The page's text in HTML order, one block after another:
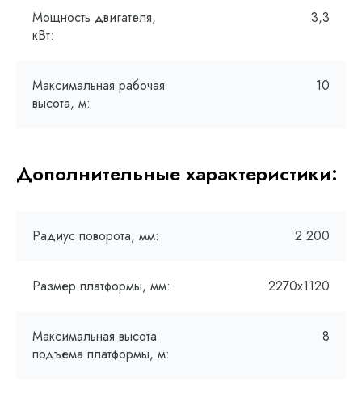
Мощность двигателя,
кВт:
3,3
Максимальная рабочая
высота, м:
10
Дополнительные характеристики:
Радиус поворота, мм: 2 200
Размер платформы, мм: 2270х1120
Максимальная высота
подъема платформы, м:
8